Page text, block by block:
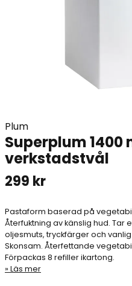
Plum
Superplum
verkstadstvål
299 kr
Pastaform baserad på
Återfuktning av känslig hud. Tar
oljesmuts, tryckfärger och
Skonsam. Återfettande
Förpackas 8 refiller ikartong.
Läs mer